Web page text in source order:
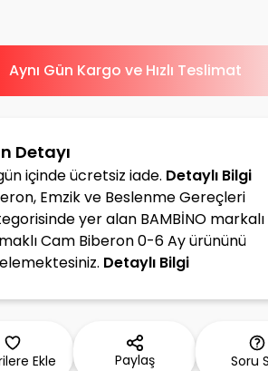
Aynı Gün Kargo ve Hızlı Teslimat
Detayı
içinde ücretsiz iade. Detaylı Bilgi
Emzik ve Beslenme Gereçleri
yer alan BAMBİNO markalı
Cam Biberon 0-6 Ay ürününü
Detaylı Bilgi
Ekle Paylaş Soru